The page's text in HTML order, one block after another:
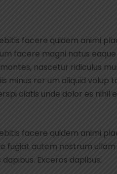
facere quidem animi
facere magni natus
nascetur ridiculus
minus rer um aliquid
ciatis unde dolor es nihil
facere quidem animi
fugiat autem nostrum
Exceros dapibus.